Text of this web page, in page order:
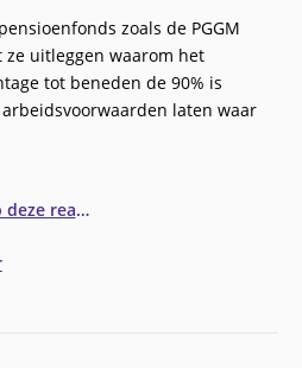
zoals de PGGM
ze uitleggen waarom het
tot beneden de 90% is
laten waar
reactie